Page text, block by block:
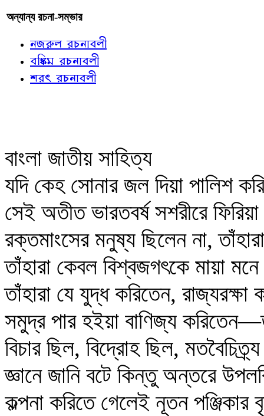
অন্যান্য রচনা-সম্ভার
নজরুল রচনাবলী
বঙ্কিম রচনাবলী
শরৎ রচনাবলী
বাংলা জাতীয় সাহিত্য
যদি কেহ সোনার জল দিয়া পালিশ
সেই অতীত ভারতবর্ষ সশরীরে
রক্তমাংসের মনুষ্য ছিলেন না,
তাঁহারা কেবল বিশ্বজগৎকে মায়া
তাঁহারা যে যুদ্ধ করিতেন, রাজ্যরক্ষা
সমুদ্র পার হইয়া বাণিজ্য
বিচার ছিল, বিদ্রোহ ছিল,
জ্ঞানে জানি বটে কিন্তু অন্তরে
কল্পনা করিতে গেলেই নূতন পঞ্জিকার